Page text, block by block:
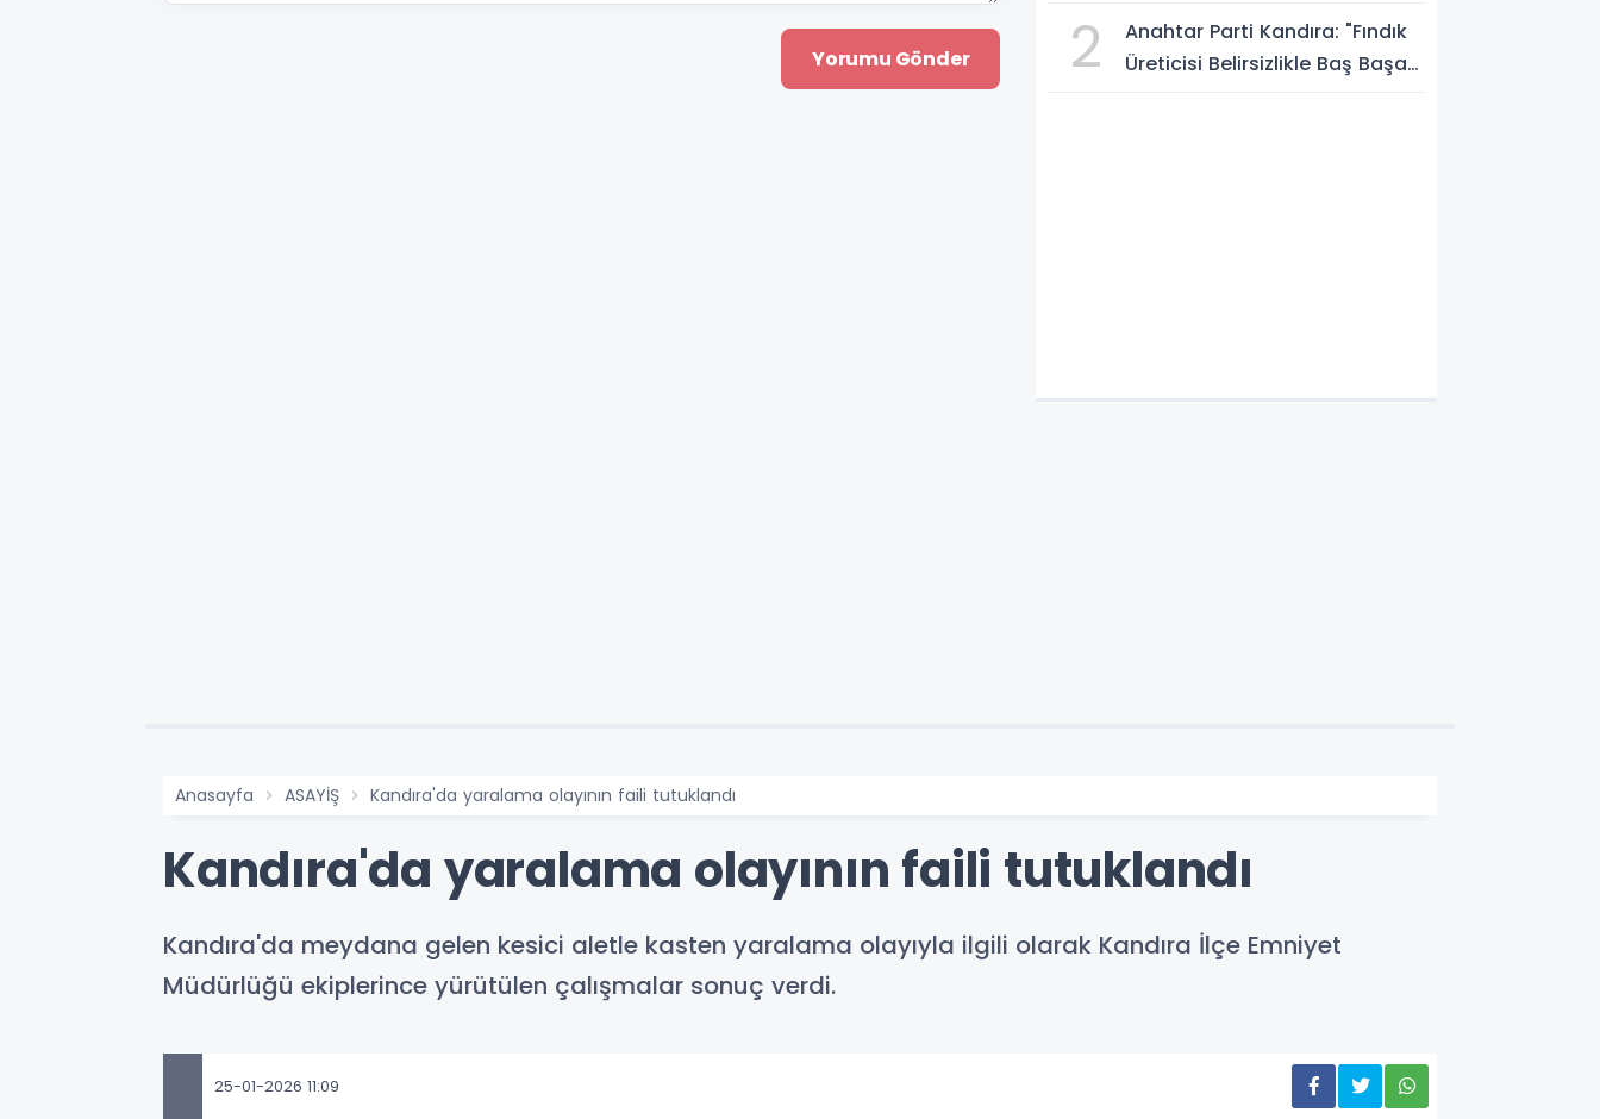
2
Anahtar Parti Kandıra: "Fındık
Üreticisi Belirsizlikle Baş Başa
Anasayfa ASAYİŞ Kandıra'da yaralama olayının faili tutuklandı
Kandıra'da yaralama olayının faili tutuklandı
Kandıra'da meydana gelen kesici aletle kasten yaralama olayıyla ilgili olarak Kandıra İlçe Emniyet
Müdürlüğü ekiplerince yürütülen çalışmalar sonuç verdi.
25-01-2026 11:09